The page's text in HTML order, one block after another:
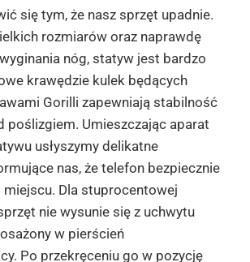
się tym, że nasz sprzęt upadnie.
rozmiarów oraz naprawdę
nóg, statyw jest bardzo
krawędzie kulek będących
Gorilli zapewniają stabilność
poślizgiem. Umieszczając aparat
usłyszymy delikatne
nas, że telefon bezpiecznie
miejscu. Dla stuprocentowej
nie wysunie się z uchwytu
w pierścień
Po przekręceniu go w pozycję